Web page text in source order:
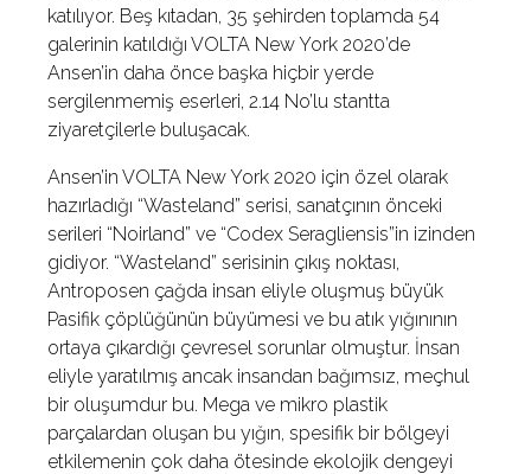
katılıyor. Beş kıtadan, 35 şehirden toplamda 54
galerinin katıldığı VOLTA New York 2020’de
Ansen’in daha önce başka hiçbir yerde
sergilenmemiş eserleri, 2.14 No’lu stantta
ziyaretçilerle buluşacak.
Ansen’in VOLTA New York 2020 için özel olarak
hazırladığı “Wasteland” serisi, sanatçının önceki
serileri “Noirland” ve “Codex Seragliensis”in izinden
gidiyor. “Wasteland” serisinin çıkış noktası,
Antroposen çağda insan eliyle oluşmuş büyük
Pasifik çöplüğünün büyümesi ve bu atık yığınının
ortaya çıkardığı çevresel sorunlar olmuştur. İnsan
eliyle yaratılmış ancak insandan bağımsız, meçhul
bir oluşumdur bu. Mega ve mikro plastik
parçalardan oluşan bu yığın, spesifik bir bölgeyi
etkilemenin çok daha ötesinde ekolojik dengeyi